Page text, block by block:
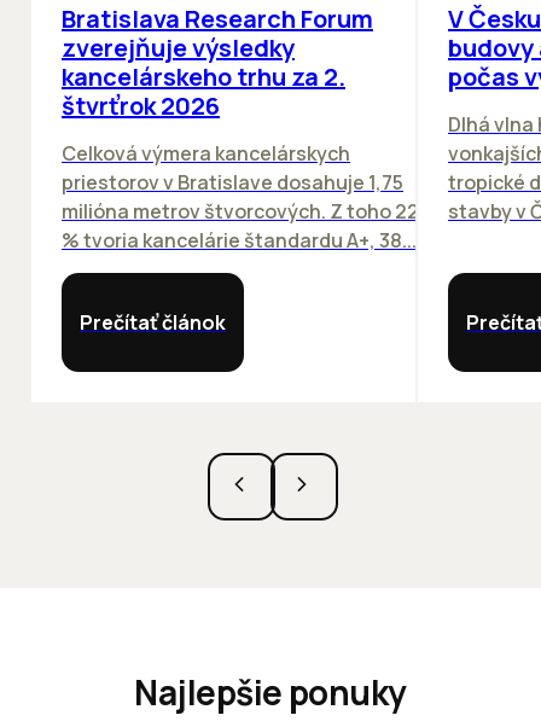
Bratislava Research Forum
zverejňuje výsledky
kancelárskeho trhu za 2.
štvrťrok 2026
Celková výmera kancelárskych
priestorov v Bratislave dosahuje 1,75
milióna metrov štvorcových. Z toho 22
% tvoria kancelárie štandardu A+, 38...
Prečítať článok
V
počas
Dlhá
tropické
stavby v
Najlepšie ponuky